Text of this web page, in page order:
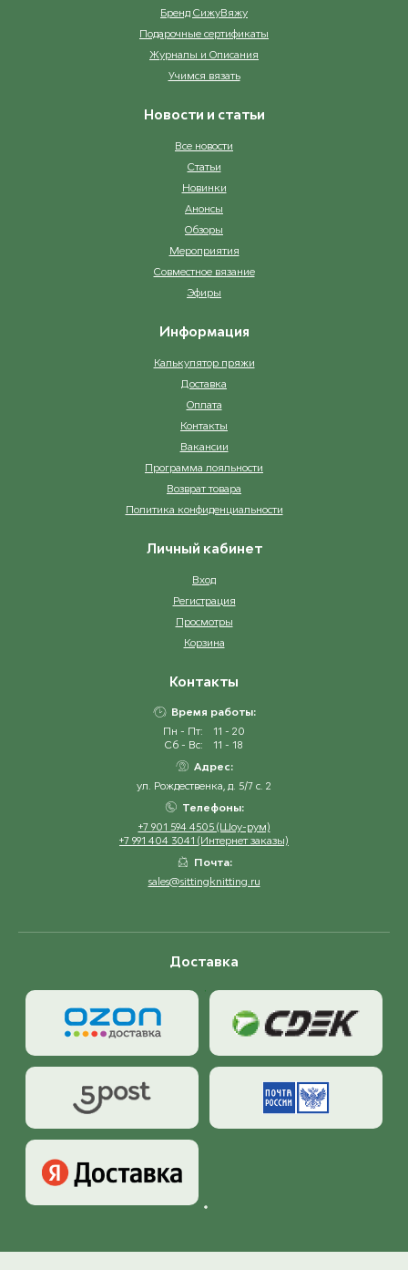
Бренд СижуВяжу
Подарочные сертификаты
Журналы и Описания
Учимся вязать
Новости и статьи
Все новости
Статьи
Новинки
Анонсы
Обзоры
Мероприятия
Совместное вязание
Эфиры
Информация
Калькулятор пряжи
Доставка
Оплата
Контакты
Вакансии
Программа лояльности
Возврат товара
Политика конфиденциальности
Личный кабинет
Вход
Регистрация
Просмотры
Корзина
Контакты
Время работы:
Пн - Пт:
11 - 20
Сб - Вс:
11 - 18
Адрес:
ул. Рождественка, д. 5/7 с. 2
Телефоны:
+7 901 594 4505 (Шоу-рум)
+7 991 404 3041 (Интернет заказы)
Почта:
sales@sittingknitting.ru
Доставка